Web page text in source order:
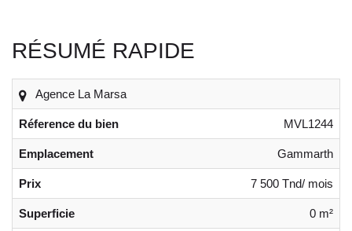
RÉSUMÉ RAPIDE
Agence La Marsa
Réference du bien MVL1244
Emplacement Gammarth
Prix 7 500 Tnd/ mois
Superficie 0 m²